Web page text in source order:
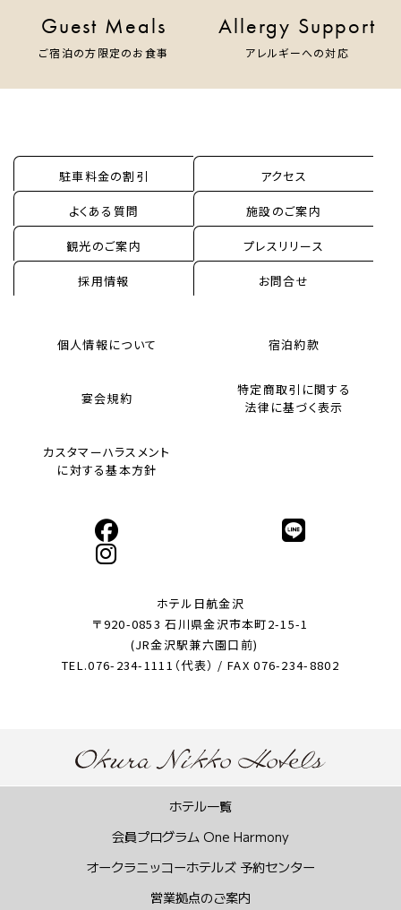
Guest Meals
ご宿泊の方限定のお食事
Allergy Support
アレルギーへの対応
駐車料金の割引 アクセス
よくある質問 施設のご案内
観光のご案内 プレスリリース
採用情報 お問合せ
個人情報について 宿泊約款
宴会規約
特定商取引に関する
法律に基づく表示
カスタマーハラスメント
に対する基本方針
ホテル日航金沢
〒920-0853 石川県金沢市本町2-15-1
(JR金沢駅兼六園口前)
TEL.076-234-1111（代表） / FAX 076-234-8802